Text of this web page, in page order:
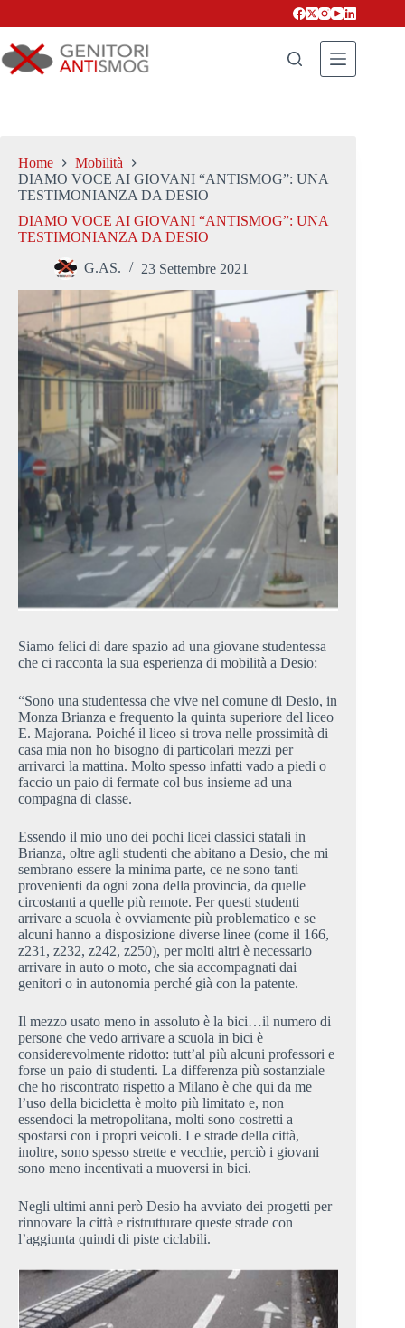
Home
Mobilità
DIAMO VOCE AI GIOVANI “ANTISMOG”: UNA
TESTIMONIANZA DA DESIO
DIAMO VOCE AI GIOVANI “ANTISMOG”: UNA
TESTIMONIANZA DA DESIO
G.AS. 23 Settembre 2021
Siamo felici di dare spazio ad una giovane studentessa
che ci racconta la sua esperienza di mobilità a Desio:
“Sono una studentessa che vive nel comune di Desio, in
Monza Brianza e frequento la quinta superiore del liceo
E. Majorana. Poiché il liceo si trova nelle prossimità di
casa mia non ho bisogno di particolari mezzi per
arrivarci la mattina. Molto spesso infatti vado a piedi o
faccio un paio di fermate col bus insieme ad una
compagna di classe.
Essendo il mio uno dei pochi licei classici statali in
Brianza, oltre agli studenti che abitano a Desio, che mi
sembrano essere la minima parte, ce ne sono tanti
provenienti da ogni zona della provincia, da quelle
circostanti a quelle più remote. Per questi studenti
arrivare a scuola è ovviamente più problematico e se
alcuni hanno a disposizione diverse linee (come il 166,
z231, z232, z242, z250), per molti altri è necessario
arrivare in auto o moto, che sia accompagnati dai
genitori o in autonomia perché già con la patente.
Il mezzo usato meno in assoluto è la bici…il numero di
persone che vedo arrivare a scuola in bici è
considerevolmente ridotto: tutt’al più alcuni professori e
forse un paio di studenti. La differenza più sostanziale
che ho riscontrato rispetto a Milano è che qui da me
l’uso della bicicletta è molto più limitato e, non
essendoci la metropolitana, molti sono costretti a
spostarsi con i propri veicoli. Le strade della città,
inoltre, sono spesso strette e vecchie, perciò i giovani
sono meno incentivati a muoversi in bici.
Negli ultimi anni però Desio ha avviato dei progetti per
rinnovare la città e ristrutturare queste strade con
l’aggiunta quindi di piste ciclabili.